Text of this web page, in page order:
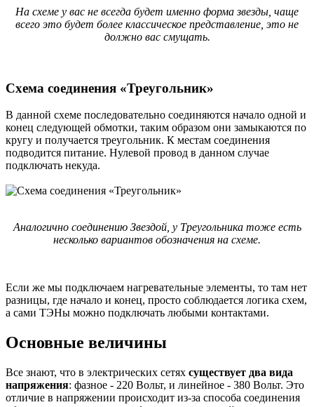
На схеме у вас не всегда будет именно форма звезды, чаще
всего это будет более классическое представление, это не
должно вас смущать.
Схема соединения «Треугольник»
В данной схеме последовательно соединяются начало одной и
конец следующей обмотки, таким образом они замыкаются по
кругу и получается треугольник. К местам соединения
подводится питание. Нулевой провод в данном случае
подключать некуда.
Аналогично соединению Звездой, у Треугольника тоже есть
несколько вариантов обозначения на схеме.
Если же мы подключаем нагревательные элементы, то там нет
разницы, где начало и конец, просто соблюдается логика схем,
а сами ТЭНы можно подключать любыми контактами.
Основные величины
Все знают, что в электрических сетях существует два видa
напряжения: фазное - 220 Вольт, и линейное - 380 Вольт. Это
отличие в напряжении происходит из-за способа соединения